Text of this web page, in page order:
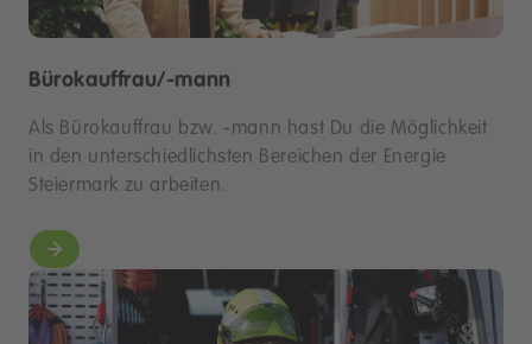
Bürokauffrau/-mann
Als Bürokauffrau bzw. -mann hast Du die Möglichkeit
in den unterschiedlichsten Bereichen der Energie
Steiermark zu arbeiten.